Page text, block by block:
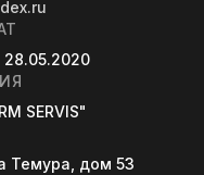
28.05.2020
SERVIS"
Темура, дом 53